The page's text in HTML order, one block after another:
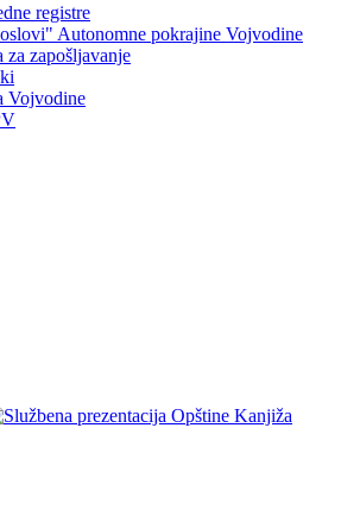
registre
Autonomne pokrajine Vojvodine
za zapošljavanje
Vojvodine